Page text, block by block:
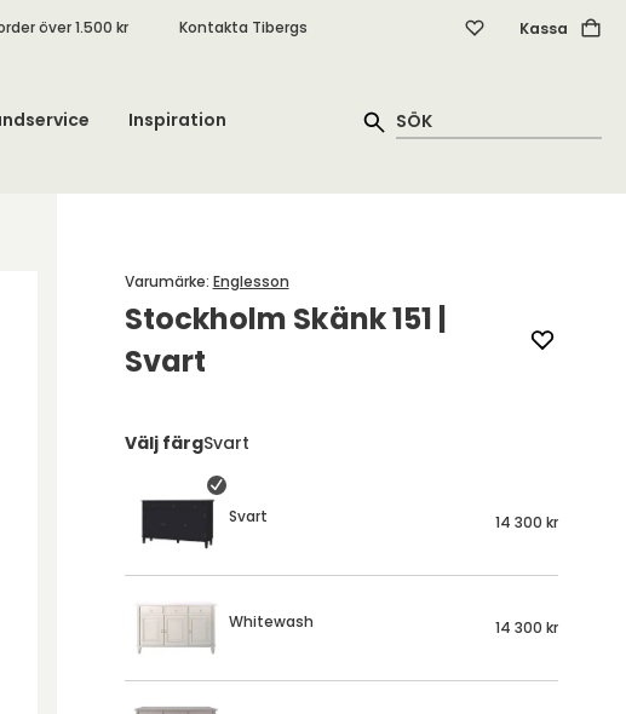
över 1.500 kr Kontakta Tibergs Kassa
Inspiration
Stockholm Skänk 151 |
Svart
Varumärke: Englesson
Välj färgSvart
Svart 14 300 kr
Whitewash 14 300 kr